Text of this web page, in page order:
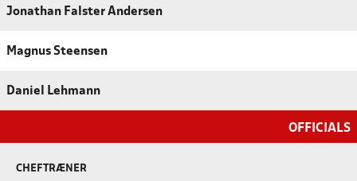
Jonathan Falster Andersen
Magnus Steensen
Daniel Lehmann
OFFICIALS
CHEFTRÆNER